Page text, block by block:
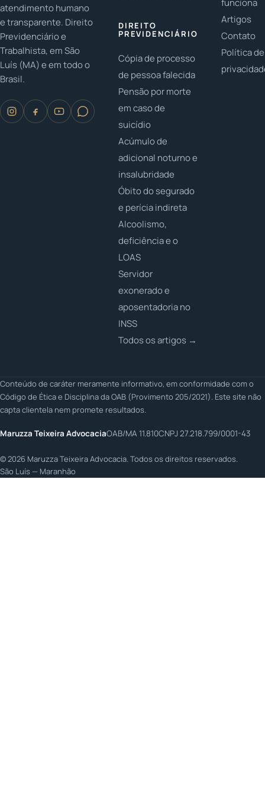
atendimento humano
e transparente. Direito
Previdenciário e
Trabalhista, em São
Luís (MA) e em todo o
Brasil.
DIREITO
PREVIDENCIÁRIO
Cópia de processo
de pessoa falecida
Pensão por morte
em caso de
suicídio
Acúmulo de
adicional noturno e
insalubridade
Óbito do segurado
e perícia indireta
Alcoolismo,
deficiência e o
LOAS
Servidor
exonerado e
aposentadoria no
INSS
Todos os artigos →
Artigos
Contato
Política de
Conteúdo de caráter meramente informativo, em conformidade com o
Código de Ética e Disciplina da OAB (Provimento 205/2021). Este site não
capta clientela nem promete resultados.
Maruzza Teixeira AdvocaciaOAB/MA 11.810CNPJ 27.218.799/0001-43
© 2026 Maruzza Teixeira Advocacia. Todos os direitos reservados.
São Luís — Maranhão